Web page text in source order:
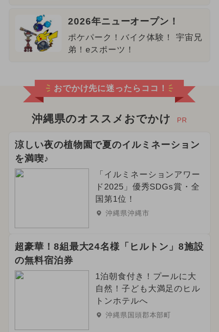
2026年ニューオープン！
ポケパーク！バイク体験！ 宇宙兄
弟！eスポーツ！
おでかけ先に迷ったらココ！
沖縄県のオススメおでかけ PR
涼しい夜の植物園で夏のイルミネーション
を満喫♪
「イルミネーションアワー
ド2025」優秀SDGs賞・全
国第1位！
沖縄県沖縄市
超豪華！8組最大24名様「ヒルトン」8施設
の無料宿泊券
1泊朝食付き！プールに大
自然！子ども大満足のヒル
トンホテルへ
沖縄県国頭郡本部町